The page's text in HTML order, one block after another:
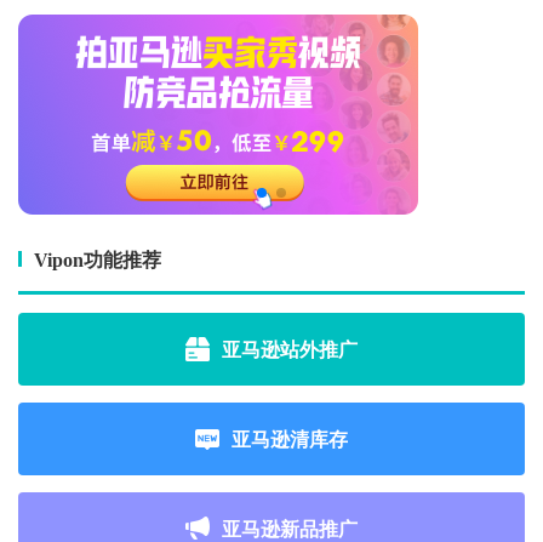
Vipon功能推荐
亚马逊站外推广
亚马逊清库存
亚马逊新品推广